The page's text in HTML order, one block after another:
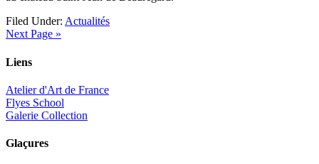
Filed Under: Actualités
Next Page »
Liens
Atelier d'Art de France
Flyes School
Galerie Collection
Glaçures